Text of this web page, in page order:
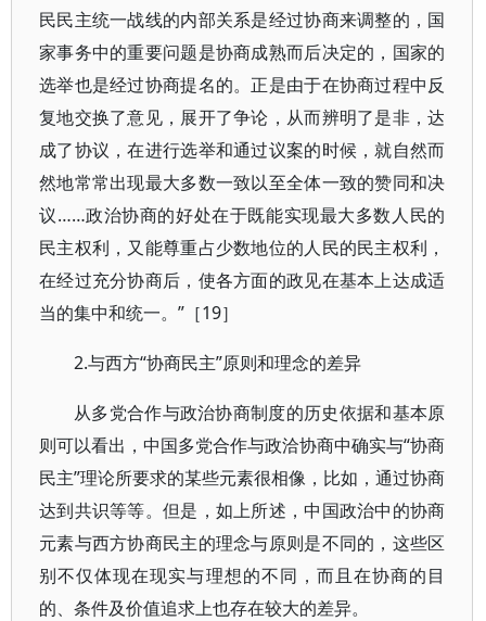
民民主统一战线的内部关系是经过协商来调整的，国
家事务中的重要问题是协商成熟而后决定的，国家的
选举也是经过协商提名的。正是由于在协商过程中反
复地交换了意见，展开了争论，从而辨明了是非，达
成了协议，在进行选举和通过议案的时候，就自然而
然地常常出现最大多数一致以至全体一致的赞同和决
议……政治协商的好处在于既能实现最大多数人民的
民主权利，又能尊重占少数地位的人民的民主权利，
在经过充分协商后，使各方面的政见在基本上达成适
当的集中和统一。”［19］
2.与西方“协商民主”原则和理念的差异
从多党合作与政治协商制度的历史依据和基本原
则可以看出，中国多党合作与政洽协商中确实与“协商
民主”理论所要求的某些元素很相像，比如，通过协商
达到共识等等。但是，如上所述，中国政治中的协商
元素与西方协商民主的理念与原则是不同的，这些区
别不仅体现在现实与理想的不同，而且在协商的目
的、条件及价值追求上也存在较大的差异。